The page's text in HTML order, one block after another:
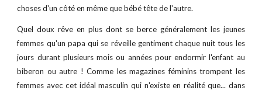
choses d'un côté en même que bébé tête de l'autre.
Quel doux rêve en plus dont se berce généralement les jeunes
femmes qu'un papa qui se réveille gentiment chaque nuit tous les
jours durant plusieurs mois ou années pour endormir l'enfant au
biberon ou autre ! Comme les magazines féminins trompent les
femmes avec cet idéal masculin qui n'existe en réalité que... dans